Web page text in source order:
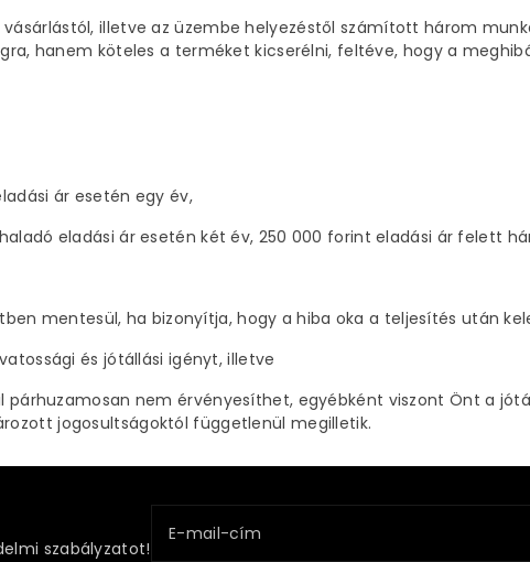
illetve az üzembe helyezéstől számított három
hanem köteles a terméket kicserélni, feltéve, hogy a
ár esetén egy év,
eladási ár esetén két év, 250 000 forint eladási ár felett
mentesül, ha bizonyítja, hogy a hiba oka a teljesítés után
és jótállási igényt, illetve
nem érvényesíthet, egyébként viszont Önt a
jogosultságoktól függetlenül megilletik.
szabályzatot!
E-mail-cím